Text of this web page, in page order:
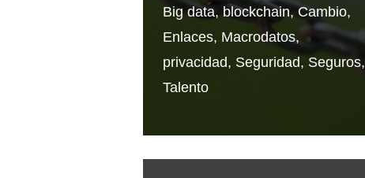
Big data,blockchain, Cambio,
Enlaces, Macrodatos,
privacidad, Seguridad, Seguros,
Talento